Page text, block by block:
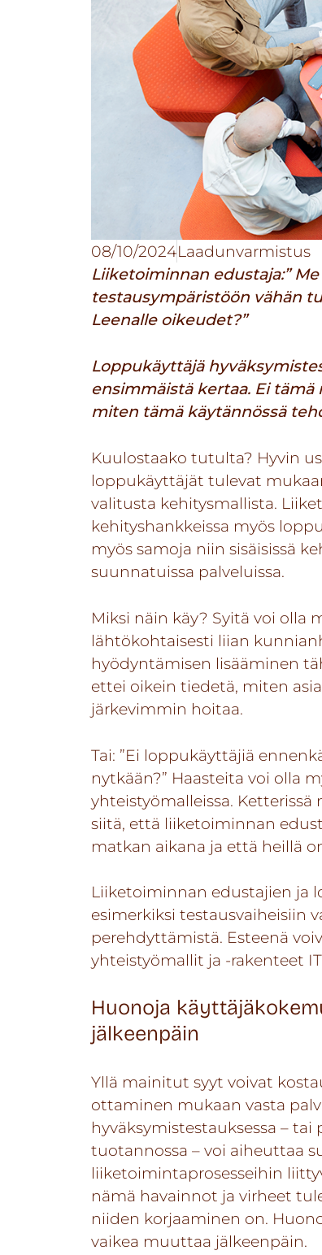
08/10/2024Laadunvarmistus
Liiketoiminnan edustaja:”
testausympäristöön vähän
Leenalle oikeudet?”
Loppukäyttäjä
ensimmäistä kertaa. Ei
miten tämä käytännössä
Kuulostaako tutulta? Hyvin
loppukäyttäjät tulevat
valitusta kehitysmallista.
kehityshankkeissa myös
myös samoja niin sisäisissä
suunnatuissa palveluissa.
Miksi näin käy? Syitä voi olla
lähtökohtaisesti liian
hyödyntämisen lisääminen
ettei oikein tiedetä, miten
järkevimmin hoitaa.
Tai: ”Ei loppukäyttäjiä
nytkään?” Haasteita voi olla
yhteistyömalleissa.
siitä, että liiketoiminnan
matkan aikana ja että heillä
Liiketoiminnan edustajien ja
esimerkiksi testausvaiheisiin
perehdyttämistä. Esteenä
yhteistyömallit ja -rakenteet
Huonoja
jälkeenpäin
Yllä mainitut syyt voivat
ottaminen mukaan vasta
hyväksymistestauksessa –
tuotannossa – voi aiheuttaa
liiketoimintaprosesseihin
nämä havainnot ja virheet
niiden korjaaminen on.
vaikea muuttaa jälkeenpäin.